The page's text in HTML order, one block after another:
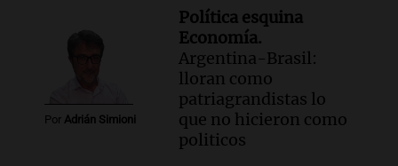
Por Adrián Simioni
Política esquina
Economía.
Argentina-Brasil:
lloran como
patriagrandistas lo
que no hicieron como
politicos